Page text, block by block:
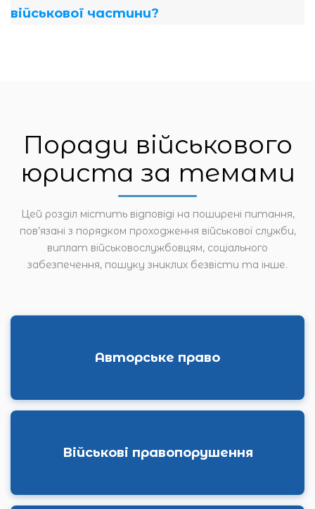
військової частини?
Поради військового
юриста за темами
Цей розділ містить відповіді на поширені питання,
пов’язані з порядком проходження військової служби,
виплат військовослужбовцям, соціального
забезпечення, пошуку зниклих безвісти та інше.
Авторське право
Військові правопорушення